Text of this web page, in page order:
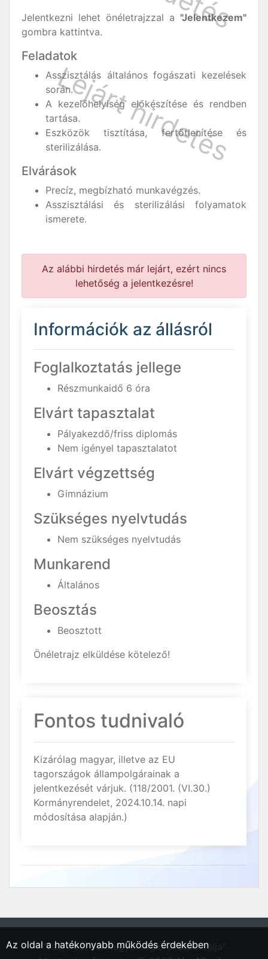
Jelentkezni lehet önéletrajzzal a "Jelentkezem"
gombra kattintva.
Feladatok
Asszisztálás általános fogászati kezelések
során.
A kezelőhelyiség előkészítése és rendben
tartása.
Eszközök tisztítása, fertőtlenítése és
sterilizálása.
Elvárások
Precíz, megbízható munkavégzés.
Asszisztálási és sterilizálási folyamatok
ismerete.
Az alábbi hirdetés már lejárt, ezért nincs
lehetőség a jelentkezésre!
Információk az állásról
Foglalkoztatás jellege
Részmunkaidő 6 óra
Elvárt tapasztalat
Pályakezdő/friss diplomás
Nem igényel tapasztalatot
Elvárt végzettség
Gimnázium
Szükséges nyelvtudás
Nem szükséges nyelvtudás
Munkarend
Általános
Beosztás
Beosztott
Önéletrajz elküldése kötelező!
Fontos tudnivaló
Kizárólag magyar, illetve az EU
tagországok állampolgárainak a
jelentkezését várjuk. (118/2001. (VI.30.)
Kormányrendelet, 2024.10.14. napi
módosítása alapján.)
"Vác, Pest vármegyei régió állásportálja"
Az oldal a hatékonyabb működés érdekében